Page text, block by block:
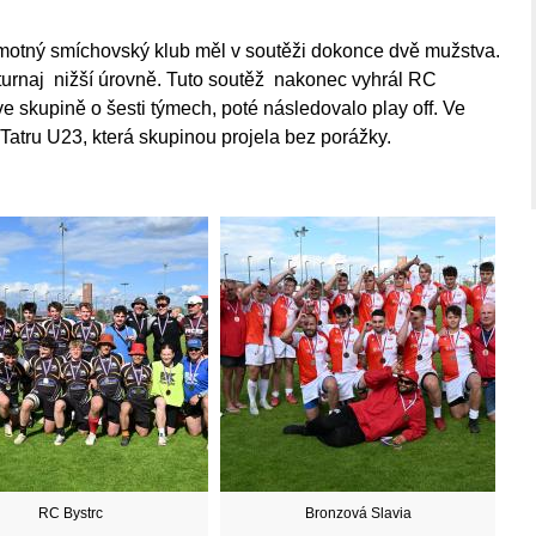
smíchovský klub měl v soutěži dokonce dvě mužstva.
nižší úrovně. Tuto soutěž nakonec vyhrál RC
skupině o šesti týmech, poté následovalo play off. Ve
U23, která skupinou projela bez porážky.
RC Bystrc Bronzová Slavia